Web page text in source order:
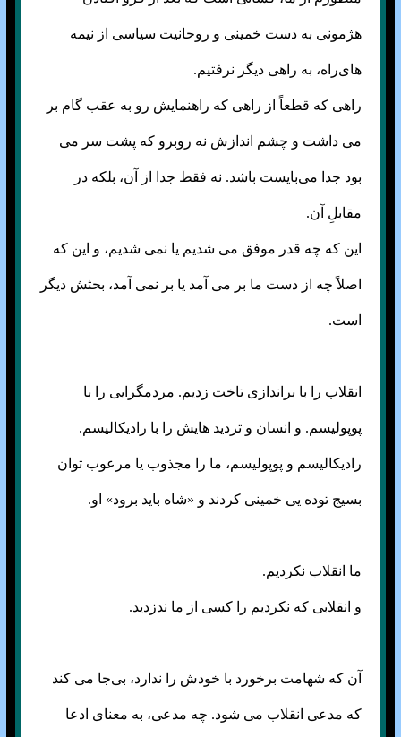
هژمونی به دست خمینی و روحانیت سیاسی از نیمه
های‌راه، به راهی دیگر نرفتیم.
راهی که قطعاً از راهی که راهنمایش رو به عقب گام بر
می داشت و چشم اندازش نه روبرو که پشت سر می
بود جدا می‌بایست باشد. نه فقط جدا از آن، بلکه در
مقابلِ آن.
این که چه قدر موفق می شدیم یا نمی شدیم، و این که
اصلاً چه از دست ما بر می آمد یا بر نمی آمد، بحثش دیگر
است.
انقلاب را با براندازی تاخت زدیم. مردمگرایی را با
پوپولیسم. و انسان و تردید هایش را با رادیکالیسم.
رادیکالیسم و پوپولیسم، ما را مجذوب یا مرعوب توان
بسیج توده یی خمینی کردند و «شاه باید برود» او.
ما انقلاب نکردیم.
و انقلابی که نکردیم را کسی از ما ندزدید.
آن که شهامت برخورد با خودش را ندارد، بی‌جا می کند
که مدعی انقلاب می شود. چه مدعی، به معنای ادعا